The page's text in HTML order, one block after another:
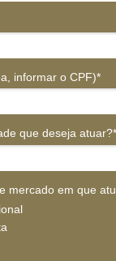
informar o CPF)*
que deseja atuar?*
mercado em que